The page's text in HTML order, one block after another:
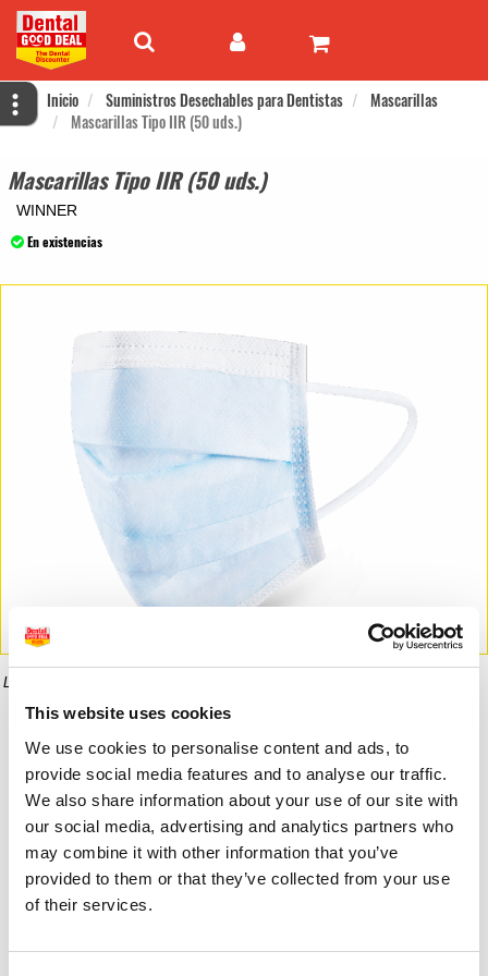
This website uses cookies
We use cookies to personalise content and ads, to
provide social media features and to analyse our traffic.
We also share information about your use of our site with
our social media, advertising and analytics partners who
may combine it with other information that you’ve
provided to them or that they’ve collected from your use
of their services.
Inicio Suministros Desechables para Dentistas
Mascarillas
Mascarillas Tipo IIR (50 uds.)
Mascarillas Tipo IIR (50 uds.)
WINNER
En existencias
La imagen puede diferir del producto final.
Informaci�n del producto
15,35 €
1,90 €